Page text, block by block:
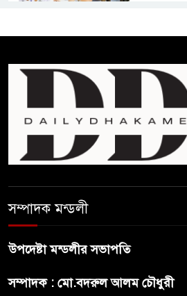
প্রধানমন্ত্রী
ফিফা
‘নারী
ছেলেকে
ট্রাম্পের
সম্পাদক মন্ডলী
উপদেষ্টা মন্ডলীর সভাপতি
সম্পাদক : মো.বদরুল আলম চৌধুরী